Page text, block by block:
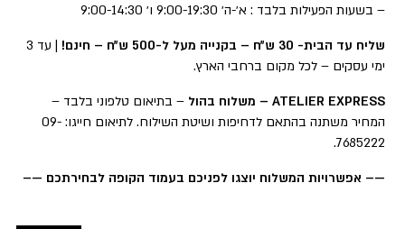
– בשעות הפעילות בלבד : א׳-ה׳ 9:00-19:30 ו׳ 9:00-14:30
שליח עד הבית- 30 ש״ח – בקנייה מעל ל-500 ש״ח – חינם!
| עד 3
ימי עסקים – לכל מקום ברחבי הארץ.
ATELIER EXPRESS – משלוח בהול
– בתיאום טלפוני בלבד –
המחיר משתנה בהתאם לדחיפות ושיטת השילוח. לתיאום חייגו: 09-
7685222.
—– אפשרויות המשלוח יוצגו לפניכם בעמוד הקופה לבחירתכם —–